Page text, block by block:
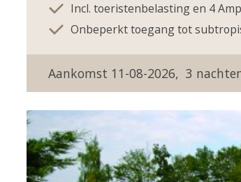
Incl. toeristenbelasting en 4
Onbeperkt toegang tot
11-08-2026 3
Van: Korting: Prijs: